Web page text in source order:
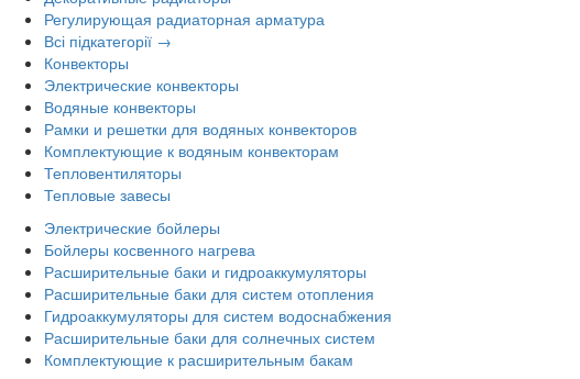
Регулирующая радиаторная арматура
Всі підкатегорії →
Конвекторы
Электрические конвекторы
Водяные конвекторы
Рамки и решетки для водяных конвекторов
Комплектующие к водяным конвекторам
Тепловентиляторы
Тепловые завесы
Электрические бойлеры
Бойлеры косвенного нагрева
Расширительные баки и гидроаккумуляторы
Расширительные баки для систем отопления
Гидроаккумуляторы для систем водоснабжения
Расширительные баки для солнечных систем
Комплектующие к расширительным бакам